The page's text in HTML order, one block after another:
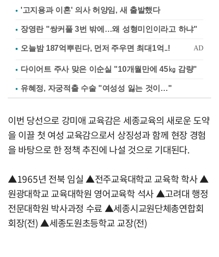
'고지용과 이혼' 의사 허양임, 새 출발했다
장영란 "쌍커풀 3번 밖에…왜 성형미인이라고 하냐"
다이어트 주사 맞은 이순실 "10개월만에 45㎏ 감량"
유혜정, 자궁적출 수술 "여성성 잃는 것이…"
이번 당선으로 강미애 교육감은 세종교육의 새로운 도약
을 이끌 첫 여성 교육감으로서 상징성과 함께 현장 경험
을 바탕으로 한 정책 추진에 나설 것으로 기대된다.
▲1965년 전북 임실 ▲전주교육대학교 교육학 학사 ▲
원광대학교 교육대학원 영어교육학 석사 ▲고려대 행정
전문대학원 박사과정 수료 ▲세종시교원단체총연합회
회장(전) ▲세종도원초등학교 교장(전)